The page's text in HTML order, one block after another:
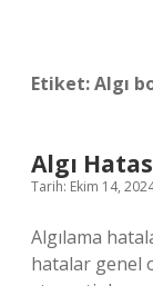
Etiket:Algı
Algı
Tarih: Ekim 14,
Algılama
hatalar genel